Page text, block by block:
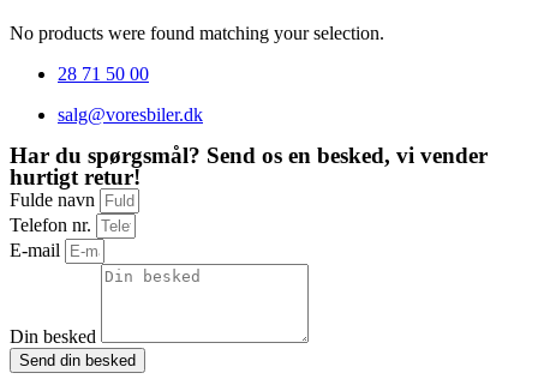
No products were found matching your selection.
28 71 50 00
salg@voresbiler.dk
Har du spørgsmål? Send os en besked, vi vender
hurtigt retur!
Fulde navn
Telefon nr.
E-mail
Din besked
Send din besked